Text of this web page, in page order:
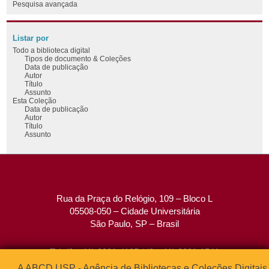
Pesquisa avançada
Listar por
Todo a biblioteca digital
Tipos de documento & Coleções
Data de publicação
Autor
Título
Assunto
Esta Coleção
Data de publicação
Autor
Título
Assunto
Rua da Praça do Relógio, 109 – Bloco L
05508-050 – Cidade Universitária
São Paulo, SP – Brasil
Tel: (0xx11) 3091-4195 / (0xx11) 3091-1541
Fax: (0xx11) 3091-1567